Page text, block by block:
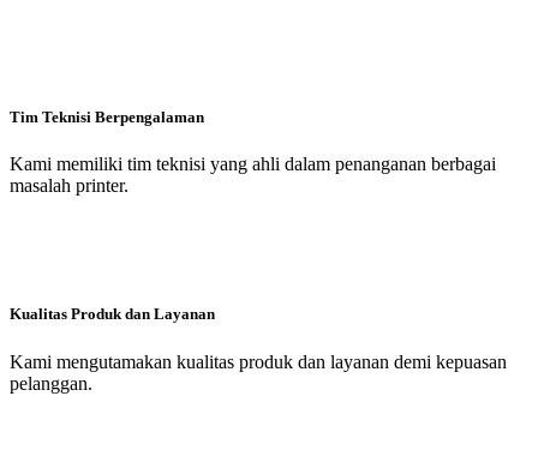
Tim Teknisi Berpengalaman
Kami memiliki tim teknisi yang ahli dalam penanganan berbagai
masalah printer.
Kualitas Produk dan Layanan
Kami mengutamakan kualitas produk dan layanan demi kepuasan
pelanggan.